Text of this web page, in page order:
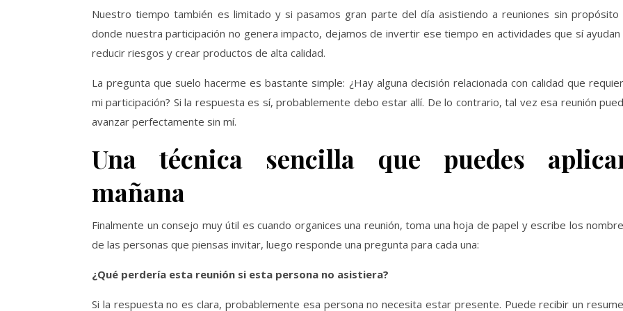
Nuestro tiempo también es limitado y si pasamos gran parte del día asistiendo a reuniones sin propósito
donde nuestra participación no genera impacto, dejamos de invertir ese tiempo en actividades que sí ayudan
reducir riesgos y crear productos de alta calidad.
La pregunta que suelo hacerme es bastante simple: ¿Hay alguna decisión relacionada con calidad que
mi participación? Si la respuesta es sí, probablemente debo estar allí. De lo contrario, tal vez esa reunión
avanzar perfectamente sin mí.
Una técnica sencilla que puedes
mañana
Finalmente un consejo muy útil es cuando organices una reunión, toma una hoja de papel y escribe los
de las personas que piensas invitar, luego responde una pregunta para cada una:
¿Qué perdería esta reunión si esta persona no asistiera?
Si la respuesta no es clara, probablemente esa persona no necesita estar presente. Puede recibir un